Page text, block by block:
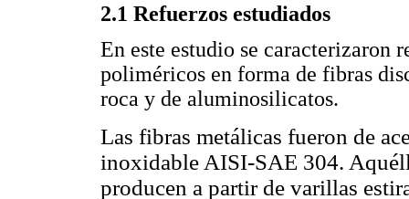
2.1 Refuerzos estudiados
En este estudio se caracterizaron
poliméricos en forma de fibras
roca y de aluminosilicatos.
Las fibras metálicas fueron de
inoxidable AISI-SAE 304.
producen a partir de varillas